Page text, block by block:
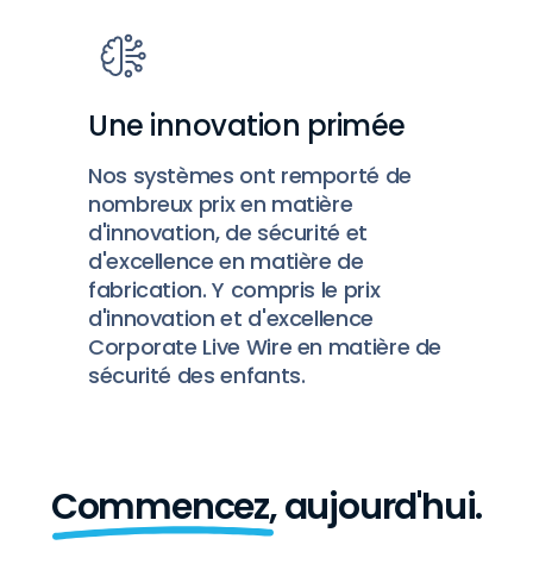
Une innovation primée
Nos systèmes ont remporté de
nombreux prix en matière
d'innovation, de sécurité et
d'excellence en matière de
fabrication. Y compris le prix
d'innovation et d'excellence
Corporate Live Wire en matière de
sécurité des enfants.
Commencez,aujourd'hui.